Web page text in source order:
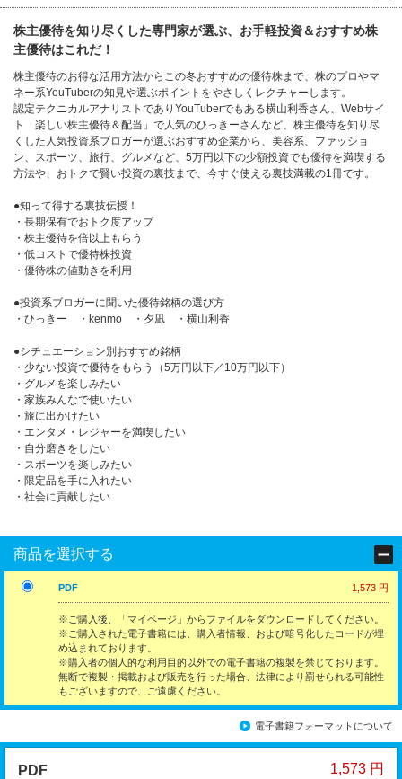
株主優待を知り尽くした専門家が選ぶ、お手軽投資＆おすすめ株
主優待はこれだ！
株主優待のお得な活用方法からこの冬おすすめの優待株まで、株のプロやマ
ネー系YouTuberの知見や選ぶポイントをやさしくレクチャーします。
認定テクニカルアナリストでありYouTuberでもある横山利香さん、Webサイ
ト「楽しい株主優待＆配当」で人気のひっきーさんなど、株主優待を知り尽
くした人気投資系ブロガーが選ぶおすすめ企業から、美容系、ファッショ
ン、スポーツ、旅行、グルメなど、5万円以下の少額投資でも優待を満喫する
方法や、おトクで賢い投資の裏技まで、今すぐ使える裏技満載の1冊です。
●知って得する裏技伝授！
・長期保有でおトク度アップ
・株主優待を倍以上もらう
・低コストで優待株投資
・優待株の値動きを利用
●投資系ブロガーに聞いた優待銘柄の選び方
・ひっきー ・kenmo ・夕凪 ・横山利香
●シチュエーション別おすすめ銘柄
・少ない投資で優待をもらう（5万円以下／10万円以下）
・グルメを楽しみたい
・家族みんなで使いたい
・旅に出かけたい
・エンタメ・レジャーを満喫したい
・自分磨きをしたい
・スポーツを楽しみたい
・限定品を手に入れたい
・社会に貢献したい
商品を選択する
PDF 1,573 円
※ご購入後、「マイページ」からファイルをダウンロードしてください。
※ご購入された電子書籍には、購入者情報、および暗号化したコードが埋
め込まれております。
※購入者の個人的な利用目的以外での電子書籍の複製を禁じております。
無断で複製・掲載および販売を行った場合、法律により罰せられる可能性
もございますので、ご遠慮ください。
電子書籍フォーマットについて
PDF 1,573 円